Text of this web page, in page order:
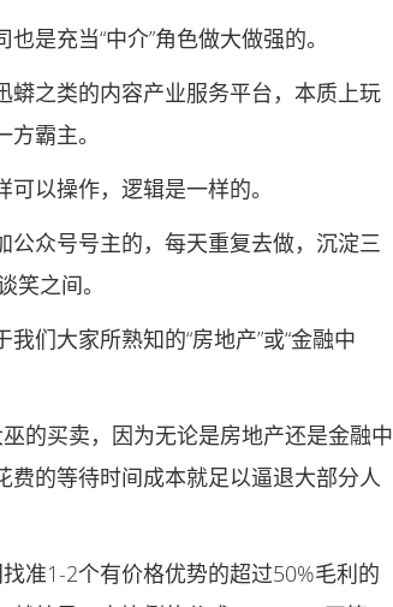
充当“中介”角色做大做强的。
之类的内容产业服务平台，本质上玩
霸主。
以操作，逻辑是一样的。
众号号主的，每天重复去做，沉淀三
笑之间。
大家所熟知的“房地产”或“金融中
的买卖，因为无论是房地产还是金融中
的等待时间成本就足以逼退大部分人
准1-2个有价格优势的超过50%毛利的